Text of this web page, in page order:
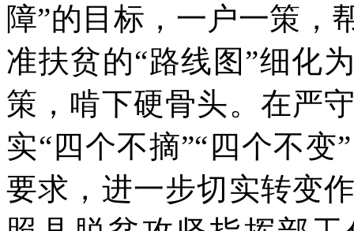
障”的目标，一户一策，
准扶贫的“路线图”细化
策，啃下硬骨头。在严
实“四个不摘”“四个不
要求，进一步切实转变